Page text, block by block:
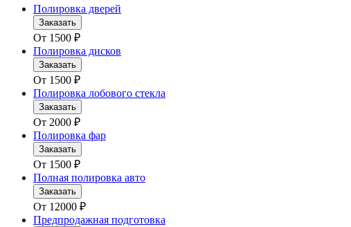
Полировка дверей
Заказать
От 1500 ₽
Полировка дисков
Заказать
От 1500 ₽
Полировка лобового стекла
Заказать
От 2000 ₽
Полировка фар
Заказать
От 1500 ₽
Полная полировка авто
Заказать
От 12000 ₽
Предпродажная подготовка